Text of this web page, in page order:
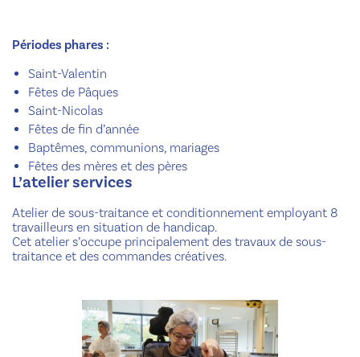
Périodes phares :
Saint-Valentin
Fêtes de Pâques
Saint-Nicolas
Fêtes de fin d’année
Baptêmes, communions, mariages
Fêtes des mères et des pères
L’atelier services
Atelier de sous-traitance et conditionnement employant 8
travailleurs en situation de handicap.
Cet atelier s’occupe principalement des travaux de sous-
traitance et des commandes créatives.